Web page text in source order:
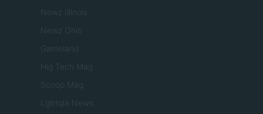
Newz Illinois
Newz Ohio
Gameland
Hig Tech Mag
Scoop Mag
Lgbtqia News